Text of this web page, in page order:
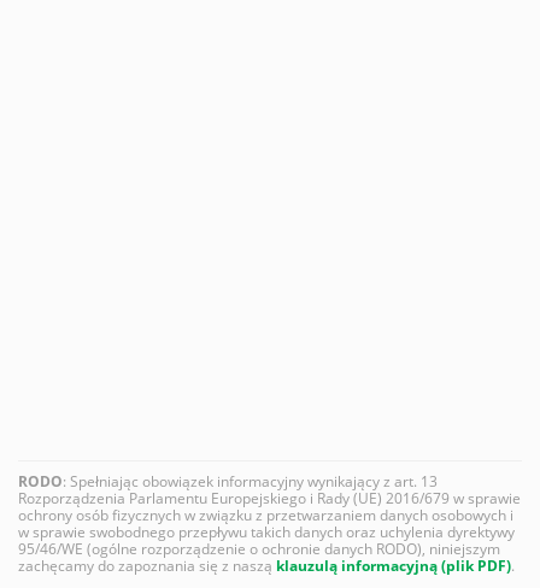
RODO: Spełniając obowiązek informacyjny wynikający z art. 13
Rozporządzenia Parlamentu Europejskiego i Rady (UE) 2016/679 w sprawie
ochrony osób fizycznych w związku z przetwarzaniem danych osobowych i
w sprawie swobodnego przepływu takich danych oraz uchylenia dyrektywy
95/46/WE (ogólne rozporządzenie o ochronie danych RODO), niniejszym
zachęcamy do zapoznania się z naszą klauzulą informacyjną (plik PDF).